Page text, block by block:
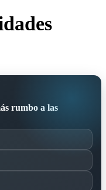
rumbo a las